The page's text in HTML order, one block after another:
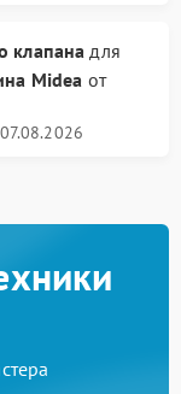
клапана для
Midea от